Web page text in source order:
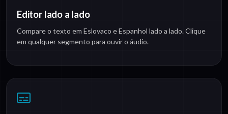
Editor lado a lado
Compare o texto em Eslovaco e Espanhol lado a lado. Clique
em qualquer segmento para ouvir o áudio.